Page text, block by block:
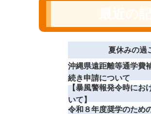
夏休みの過
沖縄県遠距離等通学費
続き申請について
【暴風警報発令時にお
いて】
令和８年度奨学のため